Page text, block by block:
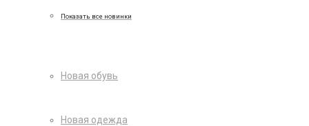
Показать все новинки
Новая обувь
Новая одежда